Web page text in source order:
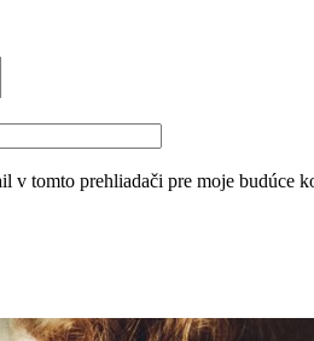
v tomto prehliadači pre moje budúce